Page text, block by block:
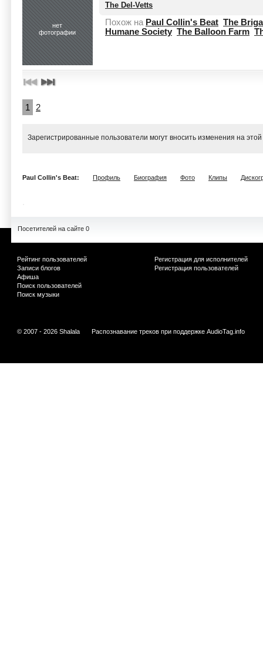
нет
фотографии
The Del-Vetts
Похож на Paul Collin's Beat The
Humane Society The Balloon Farm
1 2
Зарегистрированные пользователи могут вносить изменения на
Paul Collin's Beat: Профиль Биография Фото Клипы
Посетителей на сайте 0
Рейтинг пользователей
Записи блогов
Афиша
Поиск пользователей
Поиск музыки
Регистрация для исполнителей
Регистрация пользователей
© 2007 - 2026 Shalala Распознавание треков при поддержке AudioTag.info